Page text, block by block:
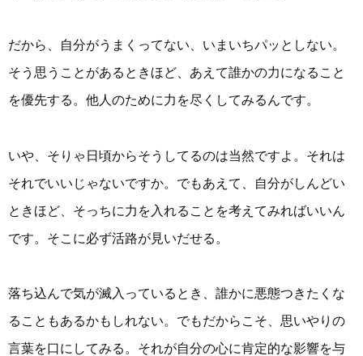
だから、自分がうまくってない、いまいちパッとしない。
そう思うことがあるときほど、あえて誰かの力になること
を優先する。他人のために力を尽くしてみるんです。
いや、そりゃ日頃からそうしてるのは当然ですよ。それは
それでいいじゃないですか。でもあえて、自分がしんどい
ときほど、そっちに力を入れることを考えてみればいいん
です。そこに必ず活路が見いだせる。
落ち込んで気が滅入っているとき、誰かに悪態つきたくな
ることもあるかもしれない。でもだからこそ、思いやりの
言葉を口にしてみる。それが自分の心に肯定的な影響を与